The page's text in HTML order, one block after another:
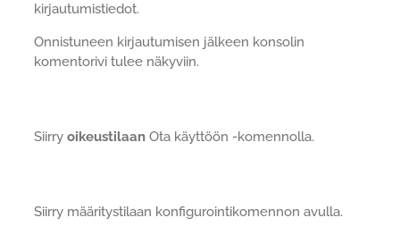
kirjautumistiedot.
Onnistuneen kirjautumisen jälkeen konsolin
komentorivi tulee näkyviin.
Siirry oikeustilaan Ota käyttöön -komennolla.
Siirry määritystilaan konfigurointikomennon avulla.